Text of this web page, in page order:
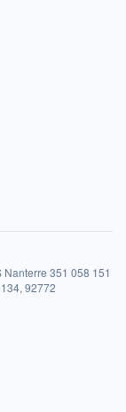
351 058 151
92772